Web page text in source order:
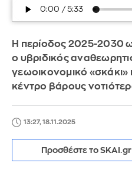
Η περίοδος 2025-2030
ο υβριδικός
γεωοικονομικό «σκάκι»
κέντρο βάρους
13:27, 18.11.2025
Προσθέστε το